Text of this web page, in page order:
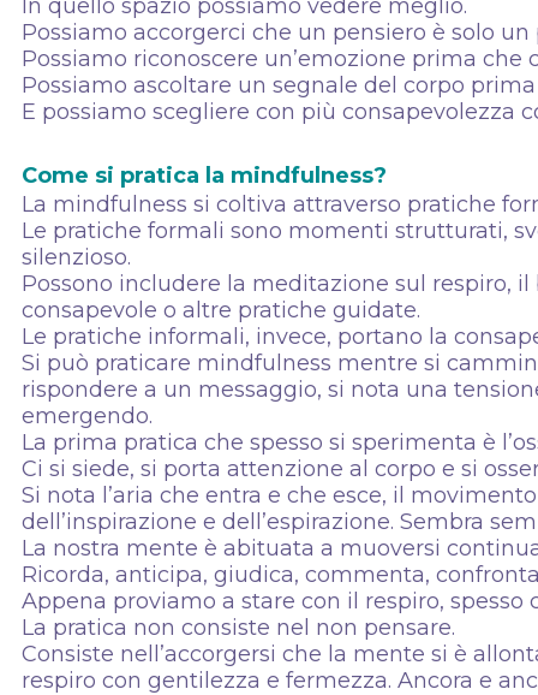
In quello spazio possiamo vedere meglio.
Possiamo accorgerci che un pensiero è solo
Possiamo riconoscere un’emozione prima che
Possiamo ascoltare un segnale del corpo
E possiamo scegliere con più consapevolezza
Come si pratica la mindfulness?
La mindfulness si coltiva attraverso pratiche
Le pratiche formali sono momenti strutturati,
silenzioso.
Possono includere la meditazione sul respiro,
consapevole o altre pratiche guidate.
Le pratiche informali, invece, portano la
Si può praticare mindfulness mentre si
rispondere a un messaggio, si nota una
emergendo.
La prima pratica che spesso si sperimenta è
Ci si siede, si porta attenzione al corpo e si
Si nota l’aria che entra e che esce, il
dell’inspirazione e dell’espirazione. Sembra
La nostra mente è abituata a muoversi
Ricorda, anticipa, giudica, commenta,
Appena proviamo a stare con il respiro, spesso
La pratica non consiste nel non pensare.
Consiste nell’accorgersi che la mente si è
respiro con gentilezza e fermezza. Ancora e